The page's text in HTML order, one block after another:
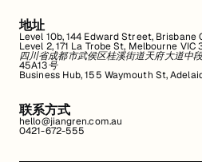
地址
Level 10b, 144 Edward Street, Brisbane
Level 2, 171 La Trobe St, Melbourne VIC
四川省成都市武侯区桂溪街道天府大道中
45A13号
Business Hub, 155 Waymouth St,
联系方式
hello@jiangren.com.au
0421-672-555